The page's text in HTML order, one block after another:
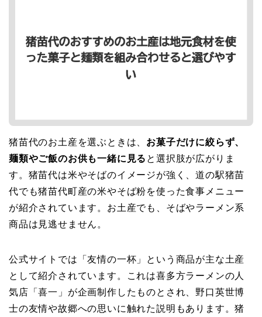
猪苗代のお土産を選ぶときは、 お菓子だけに絞らず、
麺類やご飯のお供も一緒に見る と選択肢が広がりま
す。猪苗代は米やそばのイメージが強く、道の駅猪苗
代でも猪苗代町産の米やそば粉を使った食事メニュー
が紹介されています。お土産でも、そばやラーメン系
商品は見逃せません。
公式サイトでは「友情の一杯」という商品が主な土産
として紹介されています。これは喜多方ラーメンの人
気店「喜一」が企画制作したものとされ、野口英世博
士の友情や故郷への思いに触れた説明もあります。猪